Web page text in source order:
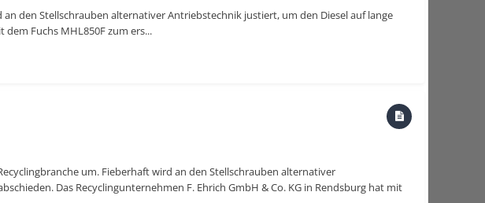
den Stellschrauben alternativer Antriebstechnik justiert, um den Diesel auf lange
dem Fuchs MHL850F zum ers...
um. Fieberhaft wird an den Stellschrauben alternativer
Das Recyclingunternehmen F. Ehrich GmbH & Co. KG in Rendsburg hat mit